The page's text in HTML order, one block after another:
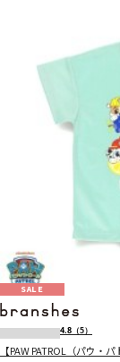
SALE
4.8 （5）
【PAW PATROL（パウ・